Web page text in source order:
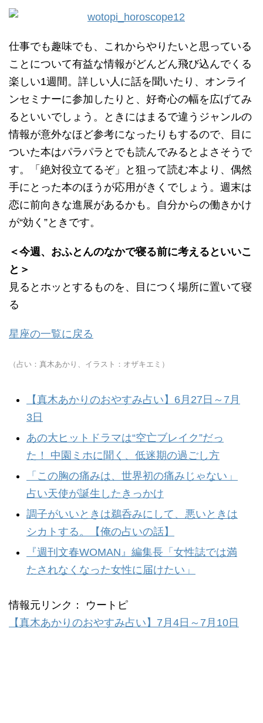
仕事でも趣味でも、これからやりたいと思っている
ことについて有益な情報がどんどん飛び込んでくる
楽しい1週間。詳しい人に話を聞いたり、オンライ
ンセミナーに参加したりと、好奇心の幅を広げてみ
るといいでしょう。ときにはまるで違うジャンルの
情報が意外なほど参考になったりもするので、目に
ついた本はパラパラとでも読んでみるとよさそうで
す。「絶対役立てるぞ」と狙って読む本より、偶然
手にとった本のほうが応用がきくでしょう。週末は
恋に前向きな進展があるかも。自分からの働きかけ
が“効く”ときです。
＜今週、おふとんのなかで寝る前に考えるといいこ
と＞
見るとホッとするものを、目につく場所に置いて寝
る
星座の一覧に戻る
（占い：真木あかり、イラスト：オザキエミ）
【真木あかりのおやすみ占い】6月27日～7月
3日
あの大ヒットドラマは“空亡ブレイク”だっ
た！ 中園ミホに聞く、低迷期の過ごし方
「この胸の痛みは、世界初の痛みじゃない」
占い天使が誕生したきっかけ
調子がいいときは鵜呑みにして、悪いときは
シカトする。【俺の占いの話】
『週刊文春WOMAN』編集長「女性誌では満
たされなくなった女性に届けたい」
情報元リンク： ウートピ
【真木あかりのおやすみ占い】7月4日～7月10日